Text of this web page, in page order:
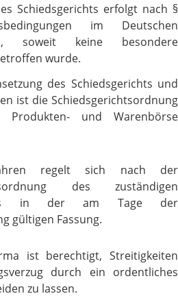
Schiedsgerichts erfolgt nach §
im Deutschen
soweit keine besondere
wurde.
des Schiedsgerichts und
ist die Schiedsgerichtsordnung
Produkten- und Warenbörse
regelt sich nach der
des zuständigen
in der am Tage der
gültigen Fassung.
ist berechtigt, Streitigkeiten
durch ein ordentliches
zu lassen.